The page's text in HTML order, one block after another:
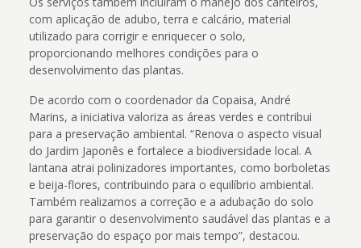
com aplicação de adubo, terra e calcário, material
utilizado para corrigir e enriquecer o solo,
proporcionando melhores condições para o
desenvolvimento das plantas.
De acordo com o coordenador da Copaisa, André
Marins, a iniciativa valoriza as áreas verdes e contribui
para a preservação ambiental. “Renova o aspecto visual
do Jardim Japonês e fortalece a biodiversidade local. A
lantana atrai polinizadores importantes, como borboletas
e beija-flores, contribuindo para o equilíbrio ambiental.
Também realizamos a correção e a adubação do solo
para garantir o desenvolvimento saudável das plantas e a
preservação do espaço por mais tempo”, destacou.